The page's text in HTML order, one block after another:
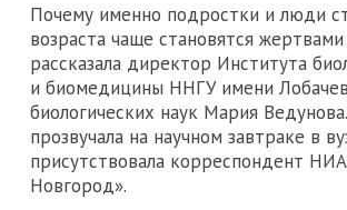
Почему именно подростки и люди
возраста чаще становятся
рассказала директор Института
и биомедицины ННГУ имени
биологических наук Мария
прозвучала на научном завтраке в
присутствовала корреспондент
Новгород».